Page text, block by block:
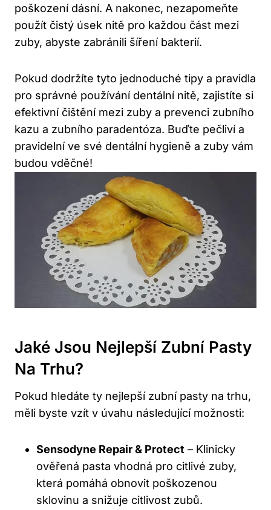
poškození dásní. A nakonec, nezapomeňte
použít čistý úsek nitě pro každou část mezi
zuby, abyste zabránili šíření bakterií.
Pokud dodržíte tyto jednoduché tipy a pravidla
pro správné používání dentální nitě, zajistíte si
efektivní čištění mezi zuby a prevenci zubního
kazu a zubního paradentóza. Buďte pečliví a
pravidelní ve své dentální hygieně a zuby vám
budou vděčné!
Jaké Jsou Nejlepší Zubní Pasty
Na Trhu?
Pokud hledáte ty nejlepší zubní pasty na trhu,
měli byste vzít v úvahu následující možnosti:
Sensodyne Repair & Protect – Klinicky
ověřená pasta vhodná pro citlivé zuby,
která pomáhá obnovit poškozenou
sklovinu a snižuje citlivost zubů.